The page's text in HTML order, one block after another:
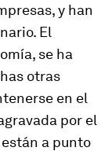
y han
El
se ha
otras
en el
por el
a punto